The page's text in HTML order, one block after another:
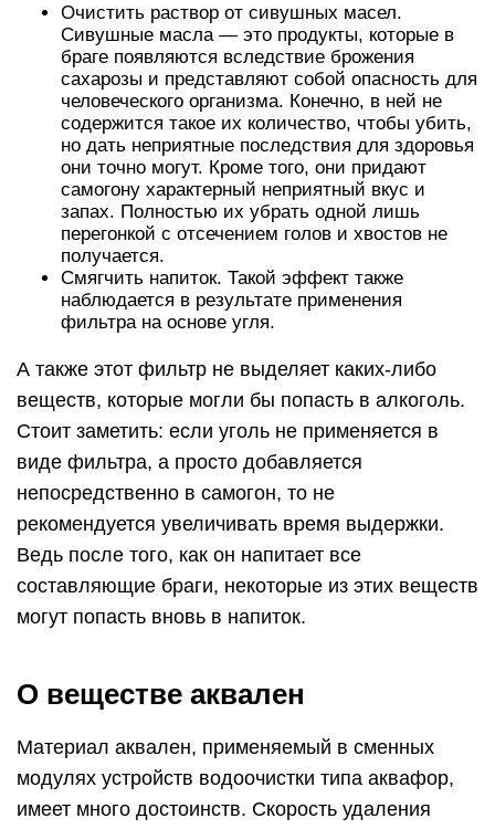
Очистить раствор от сивушных масел.
Сивушные масла — это продукты, которые в
браге появляются вследствие брожения
сахарозы и представляют собой опасность для
человеческого организма. Конечно, в ней не
содержится такое их количество, чтобы убить,
но дать неприятные последствия для здоровья
они точно могут. Кроме того, они придают
самогону характерный неприятный вкус и
запах. Полностью их убрать одной лишь
перегонкой с отсечением голов и хвостов не
получается.
Смягчить напиток. Такой эффект также
наблюдается в результате применения
фильтра на основе угля.
А также этот фильтр не выделяет каких-либо
веществ, которые могли бы попасть в алкоголь.
Стоит заметить: если уголь не применяется в
виде фильтра, а просто добавляется
непосредственно в самогон, то не
рекомендуется увеличивать время выдержки.
Ведь после того, как он напитает все
составляющие браги, некоторые из этих веществ
могут попасть вновь в напиток.
О веществе аквален
Материал аквален, применяемый в сменных
модулях устройств водоочистки типа аквафор,
имеет много достоинств. Скорость удаления